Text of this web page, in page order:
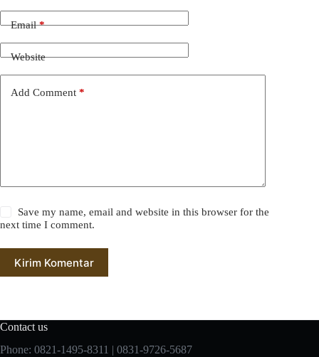
Email*
Website
Add Comment *
Save my name, email and website in this browser for the
next time I comment.
Kirim Komentar
Contact us
Phone: 0821-1495-8311 | 0831-9726-5687